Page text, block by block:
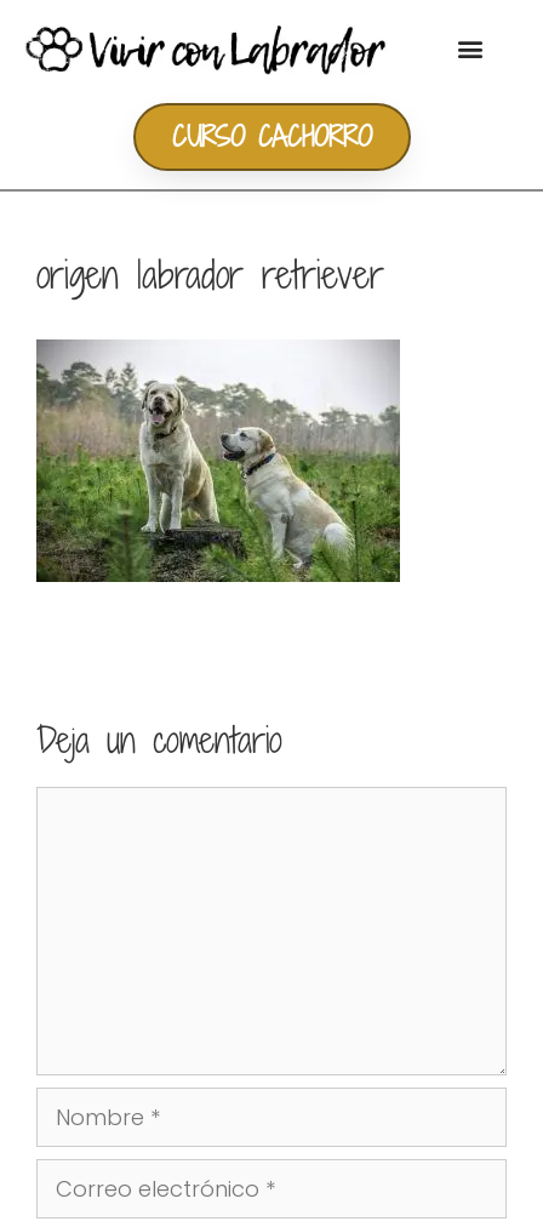
CURSO CACHORRO
origen labrador retriever
Deja un comentario